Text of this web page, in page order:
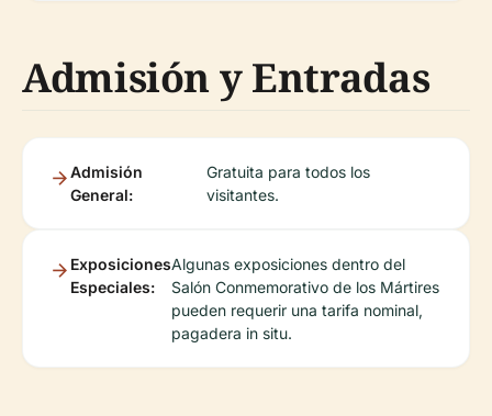
Admisión y Entradas
Admisión
General:
Gratuita para todos los
visitantes.
Exposiciones
Especiales:
Algunas exposiciones dentro del
Salón Conmemorativo de los Mártires
pueden requerir una tarifa nominal,
pagadera in situ.